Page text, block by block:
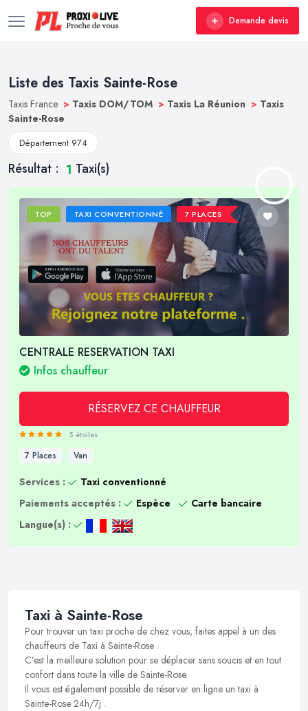
Demande devis
Liste des Taxis Sainte-Rose
Taxis France > Taxis DOM/TOM > Taxis La Réunion > Taxis
Sainte-Rose
Département 974
Résultat : 1 Taxi(s)
TOP TAXI CONVENTIONNÉ 7 PLACES
CENTRALE RESERVATION TAXI
Infos chauffeur
RÉSERVEZ CE CHAUFFEUR
5 étoiles
7 Places Van
Services :
Taxi conventionné
Paiements acceptés :
Espèce
Carte bancaire
Langue(s) :
Taxi à Sainte-Rose
Pour trouver un taxi proche de chez vous, faites appel à un des
chauffeurs de Taxi à Sainte-Rose .
C’est la meilleure solution pour se déplacer sans soucis et en tout
confort dans toute la ville de Sainte-Rose.
Il vous est également possible de réserver en ligne un taxi à
Sainte-Rose 24h/7j .